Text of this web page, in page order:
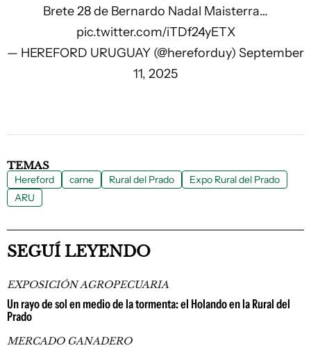
Brete 28 de Bernardo Nadal Maisterra…
pic.twitter.com/iTDf24yETX
— HEREFORD URUGUAY (@hereforduy) September
11, 2025
TEMAS
Hereford carne Rural del Prado
Expo Rural del Prado
ARU
SEGUÍ LEYENDO
EXPOSICIÓN AGROPECUARIA
Un rayo de sol en medio de la tormenta: el Holando en la Rural del
Prado
MERCADO GANADERO